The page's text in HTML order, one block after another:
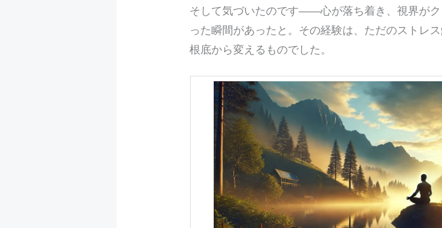
そして気づいたのです――心が落ち着き、視界が
った瞬間があったと。その経験は、ただのストレ
根底から変えるものでした。